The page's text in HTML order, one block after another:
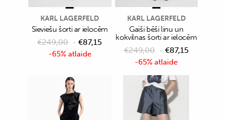
-65% atlaide
KARL LAGERFELD
Sieviešu šorti ar ielocēm
€249,00 €87,15
-65% atlaide
KARL LAGERFELD
Gaiši bēši linu un
kokvilnas šorti ar ielocēm
€249,00 €87,15